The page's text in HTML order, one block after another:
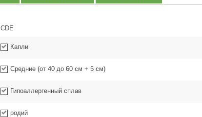
CDE
Капли
Средние (от 40 до 60 см + 5 см)
Гипоаллергенный сплав
родий